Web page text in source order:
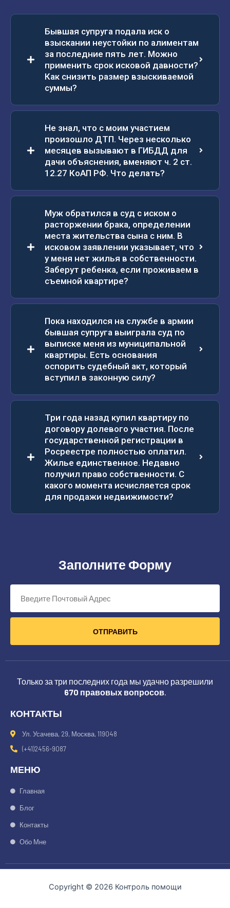
Бывшая супруга подала иск о
взыскании неустойки по алиментам
за последние пять лет. Можно
применить срок исковой давности?
Как снизить размер взыскиваемой
суммы?
Не знал, что с моим участием
произошло ДТП. Через несколько
месяцев вызывают в ГИБДД для
дачи объяснения, вменяют ч. 2 ст.
12.27 КоАП РФ. Что делать?
Муж обратился в суд с иском о
расторжении брака, определении
места жительства сына с ним. В
исковом заявлении указывает, что
у меня нет жилья в собственности.
Заберут ребенка, если проживаем в
съемной квартире?
Пока находился на службе в армии
бывшая супруга выиграла суд по
выписке меня из муниципальной
квартиры. Есть основания
оспорить судебный акт, который
вступил в законную силу?
Три года назад купил квартиру по
договору долевого участия. После
государственной регистрации в
Росреестре полностью оплатил.
Жилье единственное. Недавно
получил право собственности. С
какого момента исчисляется срок
для продажи недвижимости?
Заполните Форму
ОТПРАВИТЬ
Только за три последних года мы удачно разрешили
670 правовых вопросов.
КОНТАКТЫ
Ул. Усачева, 29, Москва, 119048
(+41)2456-9087
МЕНЮ
Главная
Блог
Контакты
Обо Мне
Copyright © 2026 Контроль помощи